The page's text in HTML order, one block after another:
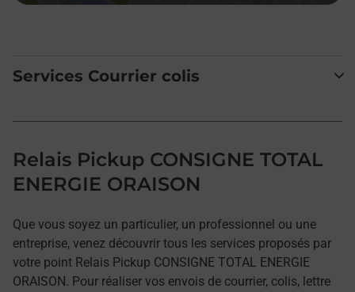
Services Courrier colis
Relais Pickup CONSIGNE TOTAL
ENERGIE ORAISON
Que vous soyez un particulier, un professionnel ou une
entreprise, venez découvrir tous les services proposés par
votre point Relais Pickup CONSIGNE TOTAL ENERGIE
ORAISON. Pour réaliser vos envois de courrier, colis, lettre